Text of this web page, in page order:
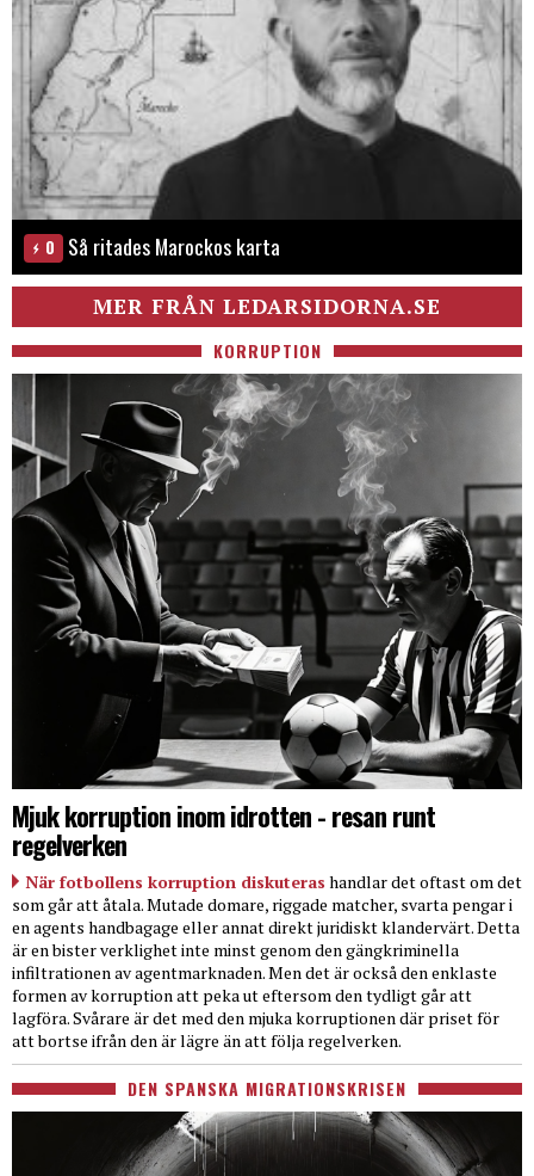
0 Så ritades Marockos karta
MER FRÅN LEDARSIDORNA.SE
KORRUPTION
Mjuk korruption inom idrotten - resan runt
regelverken
När fotbollens korruption diskuteras handlar det oftast om det
som går att åtala. Mutade domare, riggade matcher, svarta pengar i
en agents handbagage eller annat direkt juridiskt klandervärt. Detta
är en bister verklighet inte minst genom den gängkriminella
infiltrationen av agentmarknaden. Men det är också den enklaste
formen av korruption att peka ut eftersom den tydligt går att
lagföra. Svårare är det med den mjuka korruptionen där priset för
att bortse ifrån den är lägre än att följa regelverken.
DEN SPANSKA MIGRATIONSKRISEN